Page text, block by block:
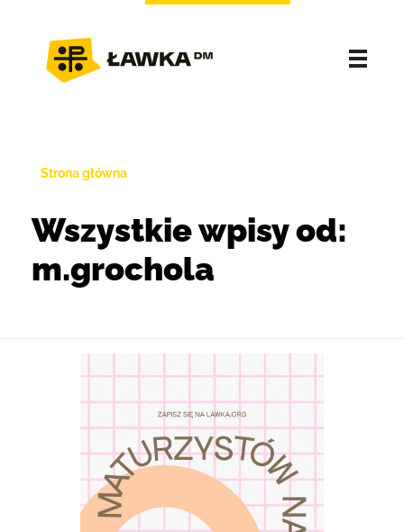
Strona główna
Wszystkie wpisy od:
m.grochola